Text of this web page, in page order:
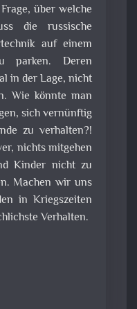
über welche
die russische
auf einem
parken. Deren
in der Lage, nicht
Wie könnte man
sich vernünftig
zu verhalten?!
nichts mitgehen
Kinder nicht zu
Machen wir uns
in Kriegszeiten
Verhalten.